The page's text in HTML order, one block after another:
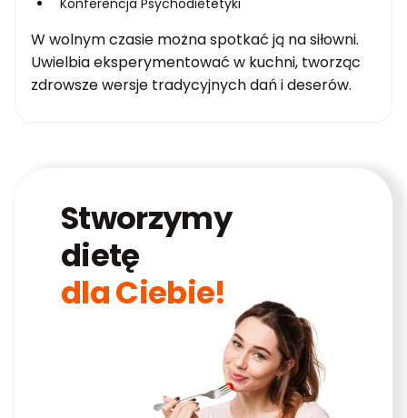
Konferencja Psychodietetyki
W wolnym czasie można spotkać ją na siłowni.
Uwielbia eksperymentować w kuchni, tworząc
zdrowsze wersje tradycyjnych dań i deserów.
Stworzymy
dietę
dla Ciebie!